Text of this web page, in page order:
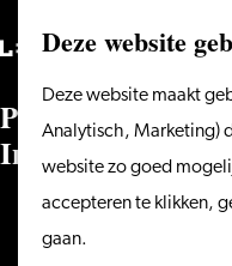
Deze website
Deze website maakt
Analytisch, Marketing)
website zo goed
accepteren te klikken,
gaan.
naar
de
homepage
P oducton twikkel
In ernationalCen